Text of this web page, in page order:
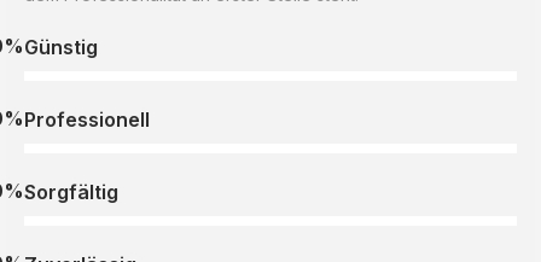
Günstig
Professionell
Sorgfältig